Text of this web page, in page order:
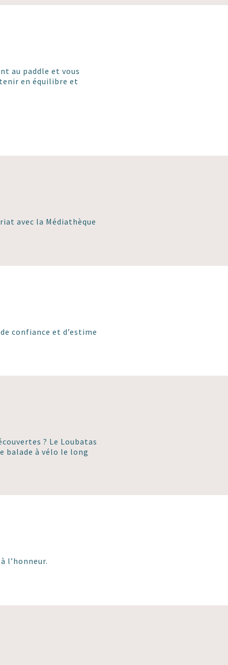
au paddle et vous
en équilibre et
avec la Médiathèque
confiance et d’estime
? Le Loubatas
balade à vélo le long
l’honneur.